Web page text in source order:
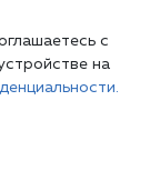
заменяет очную
с
на